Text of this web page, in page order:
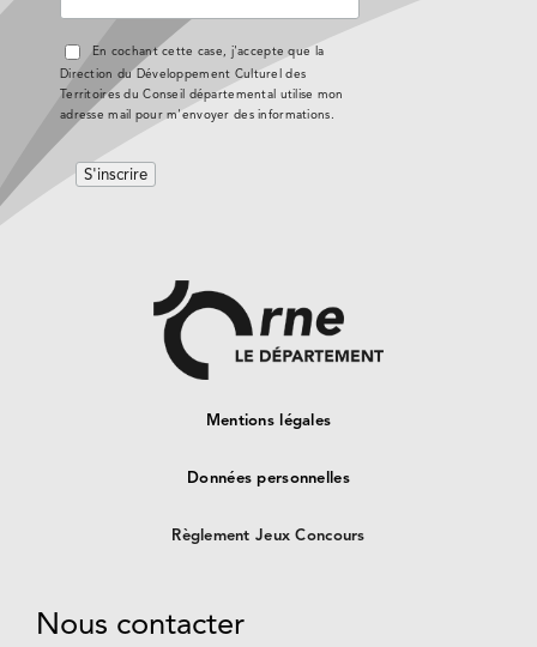
En cochant cette case, j'accepte que la
Direction du Développement Culturel des
Territoires du Conseil départemental utilise mon
adresse mail pour m'envoyer des informations.
Mentions légales
Données personnelles
Règlement Jeux Concours
Nous contacter